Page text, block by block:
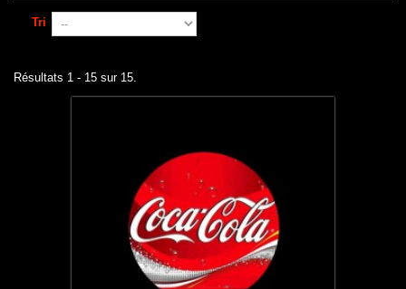
Tri
Résultats 1 - 15 sur 15.